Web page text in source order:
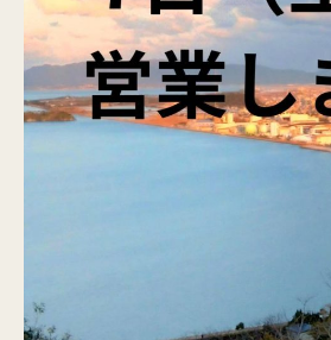
Q&A
ご予約・お問合せ